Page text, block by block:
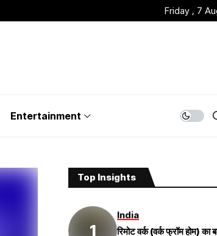
Friday , 7
Entertainment
Top Insights
India
रिमोट वर्क (वर्क फ्रॉम होम) का